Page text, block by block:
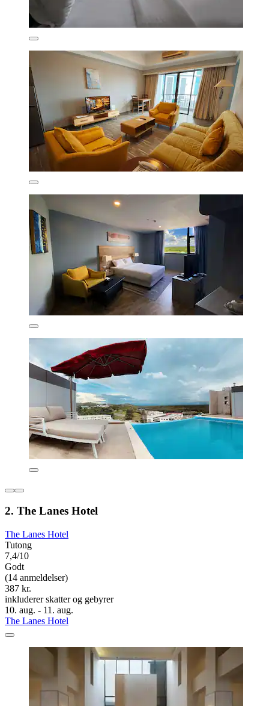
2. The Lanes Hotel
The Lanes Hotel
Tutong
7,4/10
Godt
(14 anmeldelser)
387 kr.
inkluderer skatter og gebyrer
10. aug. - 11. aug.
The Lanes Hotel